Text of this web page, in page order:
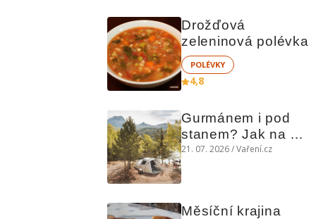
Drožďová
zeleninová polévka
POLÉVKY
4,8
Gurmánem i pod
stanem? Jak na
polní kuchyni a na
21. 07. 2026 / Vaření.cz
Měsíční krajina